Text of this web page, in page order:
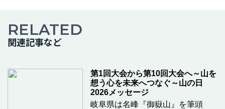
RELATED
関連記事など
第1回大会から第10回大会へ～山を
想う心を未来へつなぐ～山の日
2026メッセージ
岐阜県は名峰『御嶽山』を筆頭